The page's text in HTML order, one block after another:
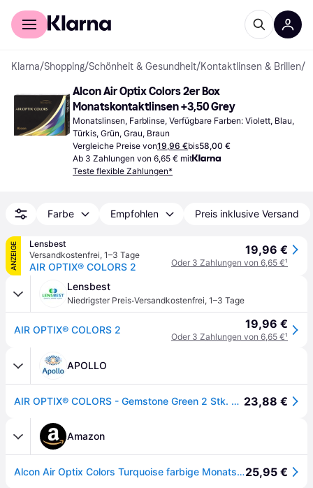
Für Shopper
Klarna/Shopping/Schönheit & Gesundheit/Kontaktlinsen & Brillen/
Alcon Air Optix Colors 2er Box
Monatskontaktlinsen +3,50 Grey
Monatslinsen, Farblinse, Verfügbare Farben: Violett, Blau,
Türkis, Grün, Grau, Braun
Vergleiche Preise von19,96 €bis58,00 €
Ab 3 Zahlungen von 6,65 € mit
Teste flexible Zahlungen*
Farbe Empfohlen Preis inklusive Versand
ANZEIGE
Lensbest
Versandkostenfrei, 1–3 Tage
AIR OPTIX® COLORS 2
19,96 €
Oder 3 Zahlungen von 6,65 €¹
Lensbest
Niedrigster Preis·Versandkostenfrei, 1–3 Tage
AIR OPTIX® COLORS 2 19,96 €
Oder 3 Zahlungen von 6,65 €¹
APOLLO
AIR OPTIX® COLORS - Gemstone Green 2 Stk. Monatslinsen Sphärisch Kontaktlinsen; contact lenses; Kontaktlinsen 23,88 €
Amazon
Alcon Air Optix Colors Turquoise farbige Monatslinsen weich | 2 Stück | BC 8.6 mm | DIA 14.2 mm | +04.25 Dioptrien25,95 €